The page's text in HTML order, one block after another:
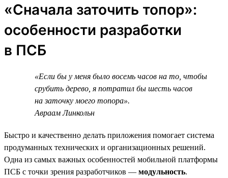
«Сначала заточить топор»:
особенности разработки
в ПСБ
«Если бы у меня было восемь часов на то, чтобы
срубить дерево, я потратил бы шесть часов
на заточку моего топора».
Авраам Линкольн
Быстро и качественно делать приложения помогает система
продуманных технических и организационных решений.
Одна из самых важных особенностей мобильной платформы
ПСБ с точки зрения разработчиков — модульность.